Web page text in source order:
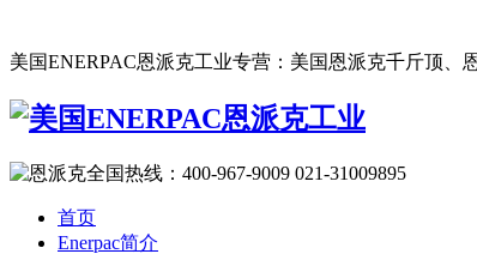
美国ENERPAC恩派克工业专营：美国恩派克千斤顶、
首页
Enerpac简介